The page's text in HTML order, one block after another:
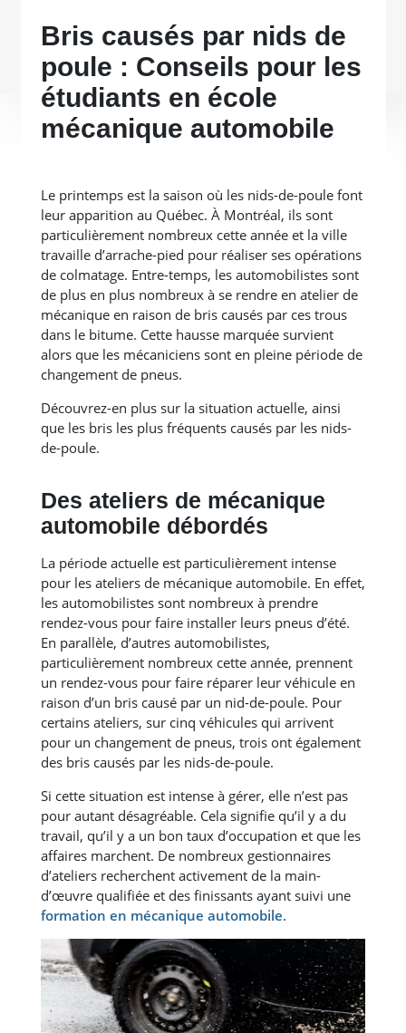
Bris causés par nids de
poule : Conseils pour les
étudiants en école
mécanique automobile
Le printemps est la saison où les nids-de-poule font
leur apparition au Québec. À Montréal, ils sont
particulièrement nombreux cette année et la ville
travaille d’arrache-pied pour réaliser ses opérations
de colmatage. Entre-temps, les automobilistes sont
de plus en plus nombreux à se rendre en atelier de
mécanique en raison de bris causés par ces trous
dans le bitume. Cette hausse marquée survient
alors que les mécaniciens sont en pleine période de
changement de pneus.
Découvrez-en plus sur la situation actuelle, ainsi
que les bris les plus fréquents causés par les nids-
de-poule.
Des ateliers de mécanique
automobile débordés
La période actuelle est particulièrement intense
pour les ateliers de mécanique automobile. En effet,
les automobilistes sont nombreux à prendre
rendez-vous pour faire installer leurs pneus d’été.
En parallèle, d’autres automobilistes,
particulièrement nombreux cette année, prennent
un rendez-vous pour faire réparer leur véhicule en
raison d’un bris causé par un nid-de-poule. Pour
certains ateliers, sur cinq véhicules qui arrivent
pour un changement de pneus, trois ont également
des bris causés par les nids-de-poule.
Si cette situation est intense à gérer, elle n’est pas
pour autant désagréable. Cela signifie qu’il y a du
travail, qu’il y a un bon taux d’occupation et que les
affaires marchent. De nombreux gestionnaires
d’ateliers recherchent activement de la main-
d’œuvre qualifiée et des finissants ayant suivi une
formation en mécanique automobile.